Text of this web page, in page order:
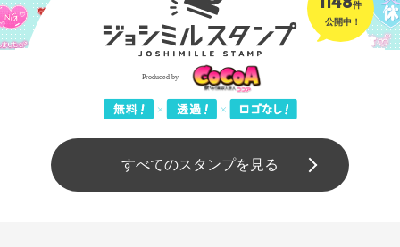
件
公開中！
すべてのスタンプを見る